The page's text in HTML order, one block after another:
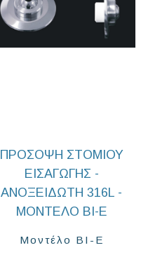
ΠΡΟΣΟΨΗ ΣΤΟΜΙΟΥ
ΕΙΣΑΓΩΓΗΣ -
ΑΝΟΞΕΙΔΩΤΗ 316L -
ΜΟΝΤΕΛΟ BI-E
Μοντέλο BI-E